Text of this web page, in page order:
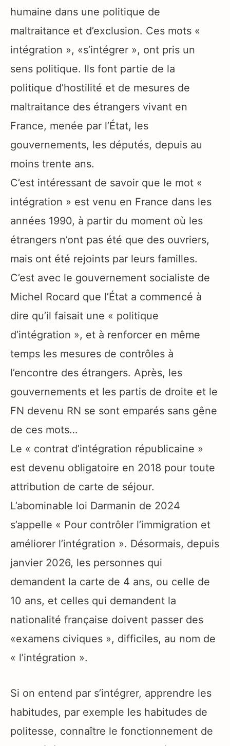
humaine dans une politique de
maltraitance et d’exclusion. Ces mots «
intégration », «s’intégrer », ont pris un
sens politique. Ils font partie de la
politique d’hostilité et de mesures de
maltraitance des étrangers vivant en
France, menée par l’État, les
gouvernements, les députés, depuis au
moins trente ans.
C’est intéressant de savoir que le mot «
intégration » est venu en France dans les
années 1990, à partir du moment où les
étrangers n’ont pas été que des ouvriers,
mais ont été rejoints par leurs familles.
C’est avec le gouvernement socialiste de
Michel Rocard que l’État a commencé à
dire qu’il faisait une « politique
d’intégration », et à renforcer en même
temps les mesures de contrôles à
l’encontre des étrangers. Après, les
gouvernements et les partis de droite et le
FN devenu RN se sont emparés sans gêne
de ces mots…
Le « contrat d’intégration républicaine »
est devenu obligatoire en 2018 pour toute
attribution de carte de séjour.
L’abominable loi Darmanin de 2024
s’appelle « Pour contrôler l’immigration et
améliorer l’intégration ». Désormais, depuis
janvier 2026, les personnes qui
demandent la carte de 4 ans, ou celle de
10 ans, et celles qui demandent la
nationalité française doivent passer des
«examens civiques », difficiles, au nom de
« l’intégration ».
Si on entend par s’intégrer, apprendre les
habitudes, par exemple les habitudes de
politesse, connaître le fonctionnement de